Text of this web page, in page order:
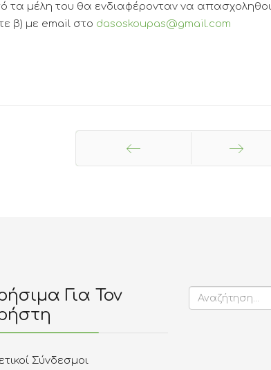
τα μέλη του θα ενδιαφέρονταν να
β) με email στο dasoskoupas@gmail.com
Για Τον
Σύνδεσμοι